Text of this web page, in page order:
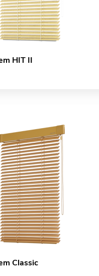
HIT II
Classic